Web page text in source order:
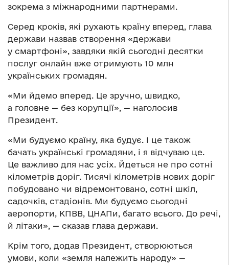
зокрема з міжнародними партнерами.
Серед кроків, які рухають країну вперед, глава
держави назвав створення «держави
у смартфоні», завдяки якій сьогодні десятки
послуг онлайн вже отримують 10 млн
українських громадян.
«Ми йдемо вперед. Це зручно, швидко,
а головне — без корупції», — наголосив
Президент.
«Ми будуємо країну, яка будує. І це також
бачать українські громадяни, і я відчуваю це.
Це важливо для нас усіх. Йдеться не про сотні
кілометрів доріг. Тисячі кілометрів нових доріг
побудовано чи відремонтовано, сотні шкіл,
садочків, стадіонів. Ми будуємо сьогодні
аеропорти, КПВВ, ЦНАПи, багато всього. До речі,
й літаки», — сказав глава держави.
Крім того, додав Президент, створюються
умови, коли «земля належить народу» —